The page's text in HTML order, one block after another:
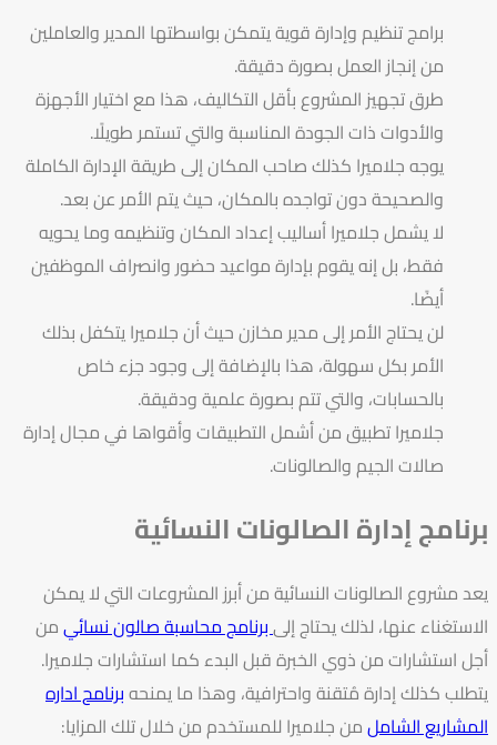
برامج تنظيم وإدارة قوية يتمكن بواسطتها المدير والعاملين
من إنجاز العمل بصورة دقيقة.
طرق تجهيز المشروع بأقل التكاليف، هذا مع اختيار الأجهزة
والأدوات ذات الجودة المناسبة والتي تستمر طويلًا.
يوجه جلاميرا كذلك صاحب المكان إلى طريقة الإدارة الكاملة
والصحيحة دون تواجده بالمكان، حيث يتم الأمر عن بعد.
لا يشمل جلاميرا أساليب إعداد المكان وتنظيمه وما يحويه
فقط، بل إنه يقوم بإدارة مواعيد حضور وانصراف الموظفين
أيضًا.
لن يحتاج الأمر إلى مدير مخازن حيث أن جلاميرا يتكفل بذلك
الأمر بكل سهولة، هذا بالإضافة إلى وجود جزء خاص
بالحسابات، والتي تتم بصورة علمية ودقيقة.
جلاميرا تطبيق من أشمل التطبيقات وأقواها في مجال إدارة
صالات الجيم والصالونات.
برنامج إدارة الصالونات النسائية
يعد مشروع الصالونات النسائية من أبرز المشروعات التي لا يمكن
الاستغناء عنها، لذلك يحتاج إلىبرنامج محاسبة صالون نسائيمن
أجل استشارات من ذوي الخبرة قبل البدء كما استشارات جلاميرا.
يتطلب كذلك إدارة مُتقنة واحترافية، وهذا ما يمنحهبرنامح اداره
المشاريع الشاملمن جلاميرا للمستخدم من خلال تلك المزايا: